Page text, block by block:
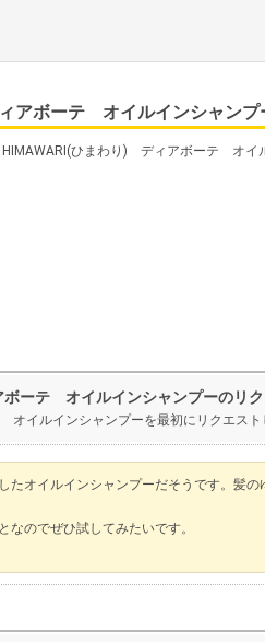
アボーテ オイルインシャンプ
ひまわり) ディアボーテ オイ
ーテ オイルインシャンプーのリク
イルインシャンプーを最初にリクエスト
たオイルインシャンプーだそうです。髪
なのでぜひ試してみたいです。